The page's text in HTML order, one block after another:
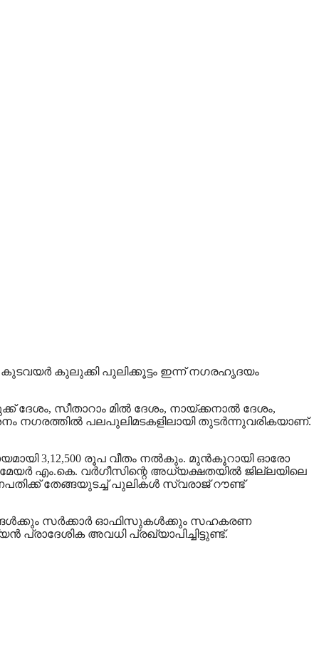
കുലുക്കി പുലിക്കൂട്ടം ഇന്ന് നഗരഹൃദയം
സീതാറാം മില്‍ ദേശം, നായ്ക്കനാല്‍ ദേശം,
നഗരത്തില്‍ പലപുലിമടകളിലായി തുടര്‍ന്നുവരികയാണ്.
3,12,500 രൂപ വീതം നല്‍കും. മുന്‍കൂറായി ഓരോ
മേയര്‍ എം.കെ. വര്‍ഗീസിന്റെ അധ്യക്ഷതയില്‍ ജില്ലയിലെ
തേങ്ങയുടച്ച് പുലികള്‍ സ്വരാജ് റൗണ്ട്
സര്‍ക്കാര്‍ ഓഫിസുകള്‍ക്കും സഹകരണ
അവധി പ്രഖ്യാപിച്ചിട്ടുണ്ട്.